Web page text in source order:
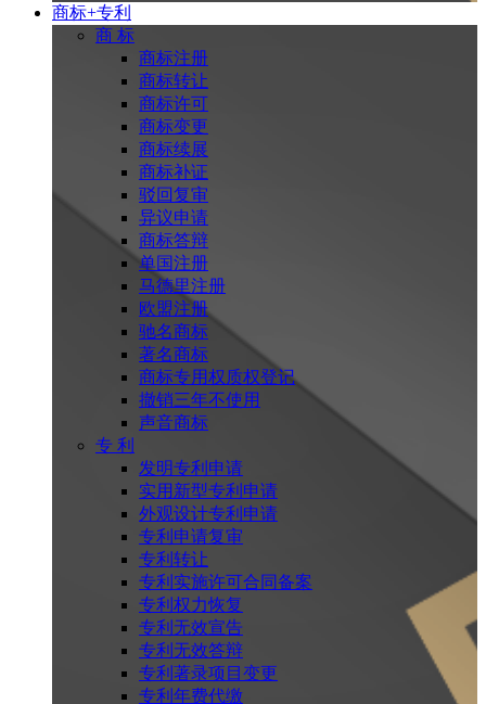
商标+专利
商 标
商标注册
商标转让
商标许可
商标变更
商标续展
商标补证
驳回复审
异议申请
商标答辩
单国注册
马德里注册
欧盟注册
驰名商标
著名商标
商标专用权质权登记
撤销三年不使用
声音商标
专 利
发明专利申请
实用新型专利申请
外观设计专利申请
专利申请复审
专利转让
专利实施许可合同备案
专利权力恢复
专利无效宣告
专利无效答辩
专利著录项目变更
专利年费代缴